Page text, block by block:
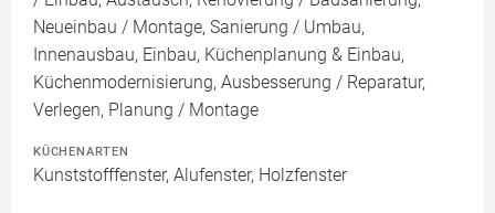
Neueinbau / Montage, Sanierung / Umbau,
Innenausbau, Einbau, Küchenplanung & Einbau,
Küchenmodernisierung, Ausbesserung / Reparatur,
Verlegen, Planung / Montage
KÜCHENARTEN
Kunststofffenster, Alufenster, Holzfenster